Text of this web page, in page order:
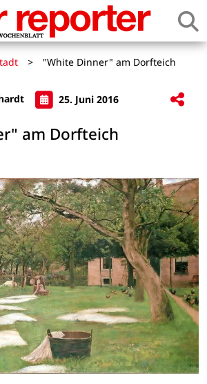
> "White Dinner" am Dorfteich
25. Juni 2016
am Dorfteich